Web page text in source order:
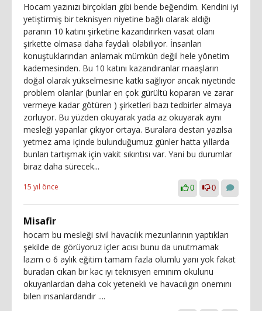
Hocam yazınızı birçokları gibi bende beğendim. Kendini iyi
yetiştirmiş bir teknisyen niyetine bağlı olarak aldığı
paranın 10 katını şirketine kazandırırken vasat olanı
şirkette olmasa daha faydalı olabiliyor. İnsanları
konuştuklarından anlamak mümkün değil hele yönetim
kademesinden. Bu 10 katını kazandıranlar maaşların
doğal olarak yükselmesine katkı sağlıyor ancak niyetinde
problem olanlar (bunlar en çok gürültü koparan ve zarar
vermeye kadar götüren ) şirketleri bazı tedbirler almaya
zorluyor. Bu yüzden okuyarak yada az okuyarak aynı
mesleği yapanlar çıkıyor ortaya. Buralara destan yazılsa
yetmez ama içinde bulunduğumuz günler hatta yıllarda
bunları tartışmak için vakit sıkıntısı var. Yani bu durumlar
biraz daha sürecek...
15 yıl önce 0 0
Misafir
hocam bu mesleği sivil havacılık mezunlarının yaptıkları
şekilde de görüyoruz içler acısı bunu da unutmamak
lazım o 6 aylık eğitim tamam fazla olumlu yanı yok fakat
buradan cıkan bır kac ıyı teknısyen emınım okulunu
okuyanlardan daha cok yeteneklı ve havacılıgın onemını
bılen ınsanlardandır ....